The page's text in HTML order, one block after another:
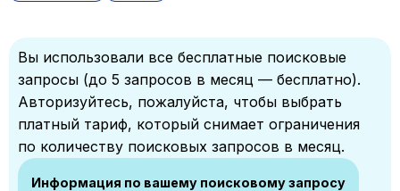
Вы использовали все бесплатные поисковые
запросы (до 5 запросов в месяц — бесплатно).
Авторизуйтесь, пожалуйста, чтобы выбрать
платный тариф, который снимает ограничения
по количеству поисковых запросов в месяц.
Информация по вашему поисковому запросу